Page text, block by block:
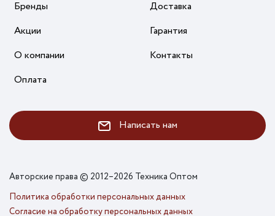
Бренды
Акции
О компании
Оплата
Доставка
Гарантия
Контакты
Написать нам
Авторские права © 2012–2026 Техника Оптом
Политика обработки персональных данных
Согласие на обработку персональных данных